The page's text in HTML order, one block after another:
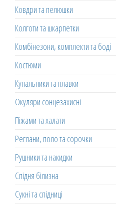
Ковдри та пелюшки
Колготи та шкарпетки
Комбінезони, комплекти та боді
Костюми
Купальники та плавки
Окуляри сонцезахисні
Піжами та халати
Реглани, поло та сорочки
Рушники та накидки
Спідня білизна
Сукні та спідниці